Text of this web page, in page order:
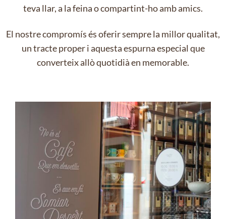
teva llar, a la feina o compartint-ho amb amics.
El nostre compromís és oferir sempre la millor qualitat,
un tracte proper i aquesta espurna especial que
converteix allò quotidià en memorable.